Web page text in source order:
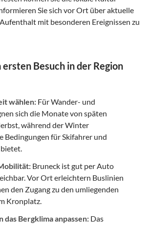
Sie sich vor Ort über aktuelle
mit besonderen Ereignissen zu
Besuch in der Region
wählen: Für Wander- und
sich die Monate von späten
während der Winter
Bedingungen für Skifahrer und
Bruneck ist gut per Auto
Vor Ort erleichtern Buslinien
den Zugang zu den umliegenden
Kronplatz.
das Bergklima anpassen: Das